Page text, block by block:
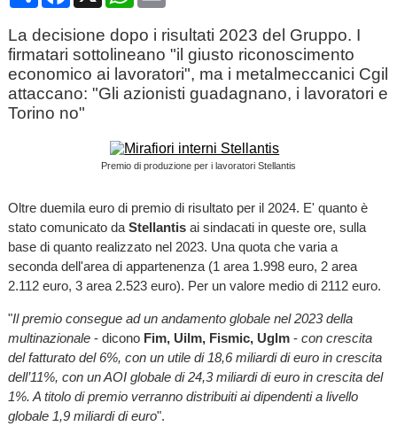
La decisione dopo i risultati 2023 del Gruppo. I
firmatari sottolineano "il giusto riconoscimento
economico ai lavoratori", ma i metalmeccanici Cgil
attaccano: "Gli azionisti guadagnano, i lavoratori e
Torino no"
Premio di produzione per i lavoratori Stellantis
Oltre duemila euro di premio di risultato per il 2024. E' quanto è
stato comunicato da Stellantis ai sindacati in queste ore, sulla
base di quanto realizzato nel 2023. Una quota che varia a
seconda dell'area di appartenenza (1 area 1.998 euro, 2 area
2.112 euro, 3 area 2.523 euro). Per un valore medio di 2112 euro.
"Il premio consegue ad un andamento globale nel 2023 della
multinazionale- dicono Fim, Uilm, Fismic, Uglm- con crescita
del fatturato del 6%, con un utile di 18,6 miliardi di euro in crescita
dell’11%, con un AOI globale di 24,3 miliardi di euro in crescita del
1%. A titolo di premio verranno distribuiti ai dipendenti a livello
globale 1,9 miliardi di euro".